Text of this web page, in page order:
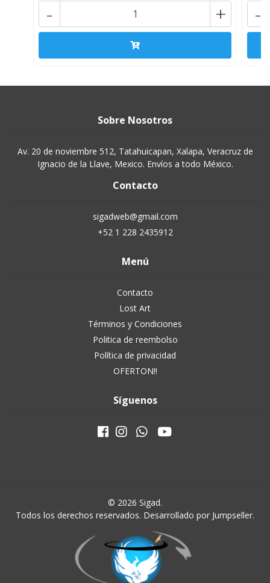
+
- -
Sobre Nosotros
Av. 20 de noviembre 512, Tatahuicapan, Xalapa, Veracruz de
Ignacio de la Llave, Mexico. Envíos a todo México.
Contacto
sigadweb@gmail.com
+52 1 228 2435912
Menú
Contacto
Lost Art
Términos y Condiciones
Politica de reembolso
Política de privacidad
OFERTON!!
Síguenos
© 2026 Sigad.
Todos los derechos reservados. Desarrollado por Jumpseller.